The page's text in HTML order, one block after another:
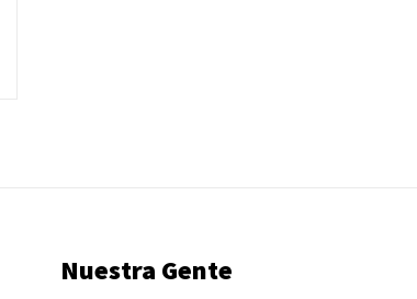
Nuestra Gente